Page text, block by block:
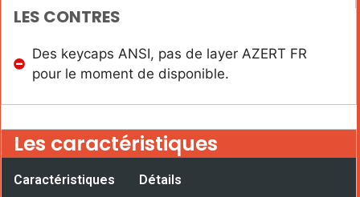
LES CONTRES
Des keycaps ANSI, pas de layer AZERT FR
pour le moment de disponible.
Les caractéristiques
Caractéristiques Détails